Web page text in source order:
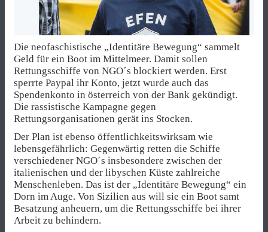
Die neofaschistische „Identitäre Bewegung“ sammelt
Geld für ein Boot im Mittelmeer. Damit sollen
Rettungsschiffe von NGO´s blockiert werden. Erst
sperrte Paypal ihr Konto, jetzt wurde auch das
Spendenkonto in österreich von der Bank gekündigt.
Die rassistische Kampagne gegen
Rettungsorganisationen gerät ins Stocken.
Der Plan ist ebenso öffentlichkeitswirksam wie
lebensgefährlich: Gegenwärtig retten die Schiffe
verschiedener NGO´s insbesondere zwischen der
italienischen und der libyschen Küste zahlreiche
Menschenleben. Das ist der „Identitäre Bewegung“ ein
Dorn im Auge. Von Sizilien aus will sie ein Boot samt
Besatzung anheuern, um die Rettungsschiffe bei ihrer
Arbeit zu behindern.